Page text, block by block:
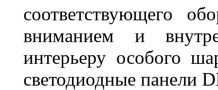
соответствующего
вниманием и
интерьеру особого
светодиодные панели